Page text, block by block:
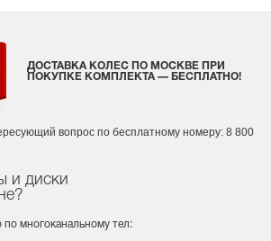
и диски
многоканальному тел:
ДОСТАВКА КОЛЕС ПО МОСКВЕ ПРИ
ПОКУПКЕ КОМПЛЕКТА — БЕСПЛАТНО!
вопрос по бесплатному номеру: 8 800